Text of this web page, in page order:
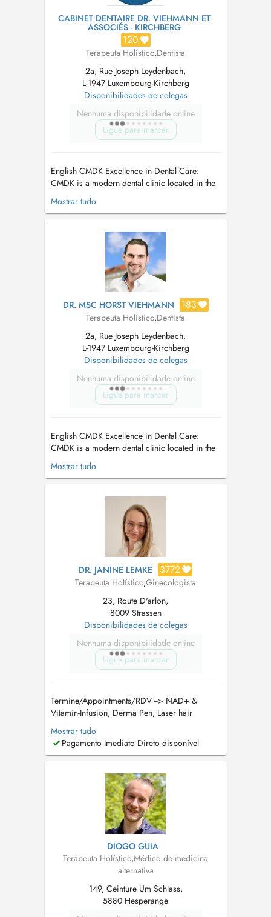
CABINET DENTAIRE DR. VIEHMANN ET
ASSOCIÉS - KIRCHBERG
120
Terapeuta Holístico,Dentista
2a, Rue Joseph Leydenbach,
L-1947 Luxembourg-Kirchberg
Disponibilidades de colegas
Nenhuma disponibilidade online
Ligue para marcar
English CMDK Excellence in Dental Care:
CMDK is a modern dental clinic located in the
heart of Kirchberg, Luxembourg, combining
advanced dentistry with personalized patient
precision, empathy, and state-of-the-art
technology. We provide a full ra...
Mostrar tudo
DR. MSC HORST VIEHMANN 183
Terapeuta Holístico,Dentista
2a, Rue Joseph Leydenbach,
L-1947 Luxembourg-Kirchberg
Disponibilidades de colegas
Nenhuma disponibilidade online
Ligue para marcar
English CMDK Excellence in Dental Care:
CMDK is a modern dental clinic located in the
heart of Kirchberg, Luxembourg, combining
advanced dentistry with personalized patient
precision, empathy, and state-of-the-art
technology. We provide a full ran...
Mostrar tudo
DR. JANINE LEMKE 3772
Terapeuta Holístico,Ginecologista
23, Route D'arlon,
8009 Strassen
Disponibilidades de colegas
Nenhuma disponibilidade online
Ligue para marcar
Termine/Appointments/RDV --> NAD+ &
Vitamin-Infusion, Derma Pen, Laser hair
removal and cosmetic medecin on --> Doctena
NAD+ CENTER Dr. Janine Lemke Ihre
erfahrene Frauenärztin für einfühlsame
Janine Lemke ist Ihre vertrauensvolle
Ansprechpartnerin ...
Mostrar tudo
Pagamento Imediato Direto disponível
DIOGO GUIA
Terapeuta Holístico,Médico de medicina
alternativa
149, Ceinture Um Schlass,
5880 Hesperange